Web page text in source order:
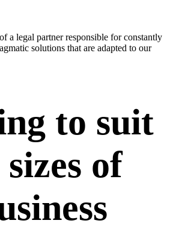
a legal partner responsible for constantly
solutions that are adapted to our
to suit
of